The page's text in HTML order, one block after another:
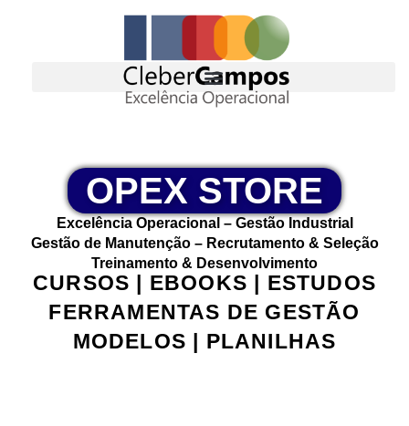
OPEX STORE
Excelência Operacional – Gestão Industrial
Gestão de Manutenção – Recrutamento & Seleção
Treinamento & Desenvolvimento
CURSOS | EBOOKS | ESTUDOS
FERRAMENTAS DE GESTÃO
MODELOS | PLANILHAS